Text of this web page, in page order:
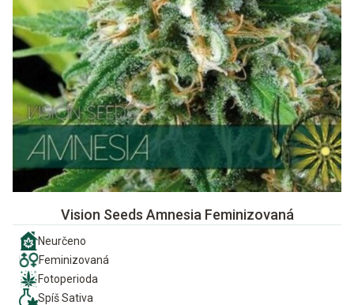
Vision Seeds Amnesia Feminizovaná
Neurčeno
Feminizovaná
Fotoperioda
Spíš Sativa